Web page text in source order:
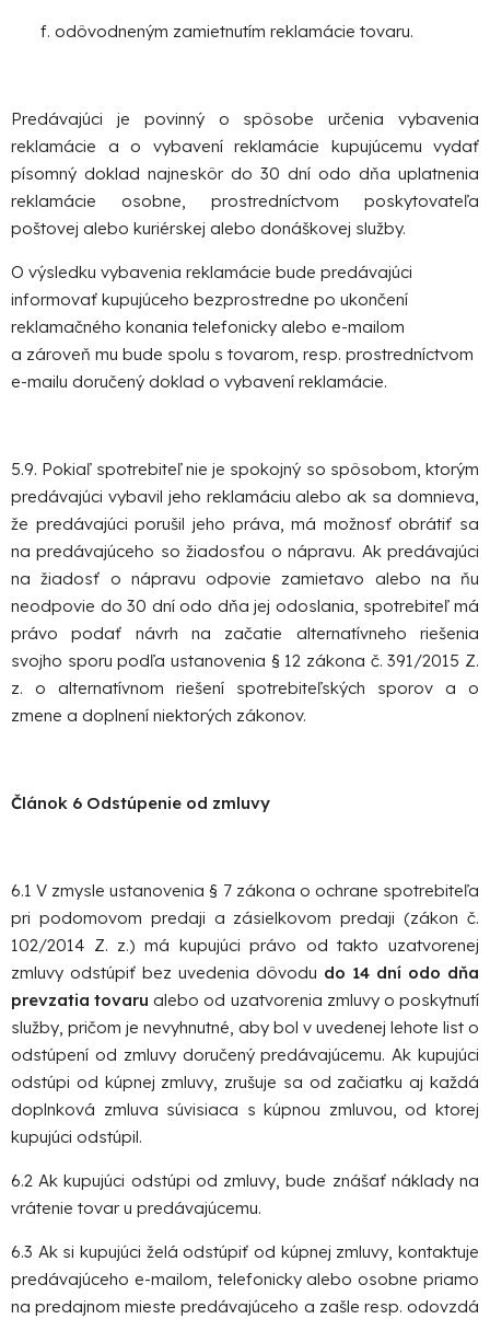
odôvodneným zamietnutím reklamácie tovaru.
Predávajúci je povinný o spôsobe určenia vybavenia
reklamácie a o vybavení reklamácie kupujúcemu vydať
písomný doklad najneskôr do 30 dní odo dňa uplatnenia
reklamácie osobne, prostredníctvom poskytovateľa
poštovej alebo kuriérskej alebo donáškovej služby.
O výsledku vybavenia reklamácie bude predávajúci
informovať kupujúceho bezprostredne po ukončení
reklamačného konania telefonicky alebo e-mailom
a zároveň mu bude spolu s tovarom, resp. prostredníctvom
e-mailu doručený doklad o vybavení reklamácie.
5.9. Pokiaľ spotrebiteľ nie je spokojný so spôsobom, ktorým
predávajúci vybavil jeho reklamáciu alebo ak sa domnieva,
že predávajúci porušil jeho práva, má možnosť obrátiť sa
na predávajúceho so žiadosťou o nápravu. Ak predávajúci
na žiadosť o nápravu odpovie zamietavo alebo na ňu
neodpovie do 30 dní odo dňa jej odoslania, spotrebiteľ má
právo podať návrh na začatie alternatívneho riešenia
svojho sporu podľa ustanovenia § 12 zákona č. 391/2015 Z.
z. o alternatívnom riešení spotrebiteľských sporov a o
zmene a doplnení niektorých zákonov.
Článok 6 Odstúpenie od zmluvy
6.1 V zmysle ustanovenia § 7 zákona o ochrane spotrebiteľa
pri podomovom predaji a zásielkovom predaji (zákon č.
102/2014 Z. z.) má kupujúci právo od takto uzatvorenej
zmluvy odstúpiť bez uvedenia dôvodu do 14 dní odo dňa
prevzatia tovaru alebo od uzatvorenia zmluvy o poskytnutí
služby, pričom je nevyhnutné, aby bol v uvedenej lehote list o
odstúpení od zmluvy doručený predávajúcemu. Ak kupujúci
odstúpi od kúpnej zmluvy, zrušuje sa od začiatku aj každá
doplnková zmluva súvisiaca s kúpnou zmluvou, od ktorej
kupujúci odstúpil.
6.2 Ak kupujúci odstúpi od zmluvy, bude znášať náklady na
vrátenie tovar u predávajúcemu.
6.3 Ak si kupujúci želá odstúpiť od kúpnej zmluvy, kontaktuje
predávajúceho e-mailom, telefonicky alebo osobne priamo
na predajnom mieste predávajúceho a zašle resp. odovzdá